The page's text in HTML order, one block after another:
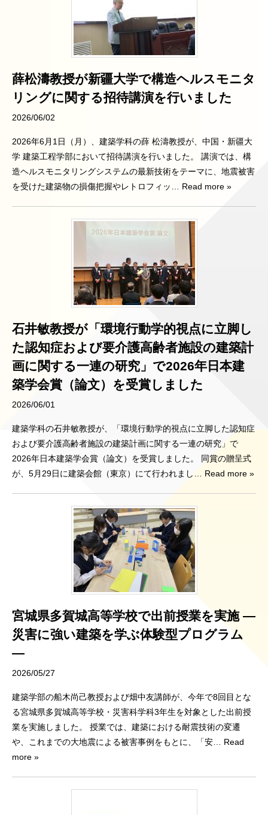
薛松濤教授が新疆大学で構造ヘルスモニタ
リングに関する招待講演を行いました
2026/06/02
2026年6月1日（月）、建築学科の薛 松濤教授が、中国・新疆大
学 建築工程学部において招待講演を行いました。 講演では、構
造ヘルスモニタリングシステムの最新技術をテーマに、地震被害
を受けた建築物の損傷把握やレトロフィッ
… Read more »
石井敏教授が「環境行動学的視点に立脚し
た認知症および要介護高齢者施設の建築計
画に関する一連の研究」で2026年日本建
築学会賞（論文）を受賞しました
2026/06/01
建築学科の石井敏教授が、「環境行動学的視点に立脚した認知症
および要介護高齢者施設の建築計画に関する一連の研究」で
2026年日本建築学会賞（論文）を受賞しました。 同賞の贈呈式
が、5月29日に建築会館（東京）にて行われまし
… Read more »
宮城県多賀城高等学校で出前授業を実施 ―
災害に強い建築を学ぶ体験型プログラム
―
2026/05/27
建築学部の船木尚己教授および畑中友講師が、今年で8回目とな
る宮城県多賀城高等学校・災害科学科3年生を対象とした出前授
業を実施しました。 授業では、建築における耐震技術の変遷
や、これまでの大地震による被害事例をもとに、「安 … Read
more »